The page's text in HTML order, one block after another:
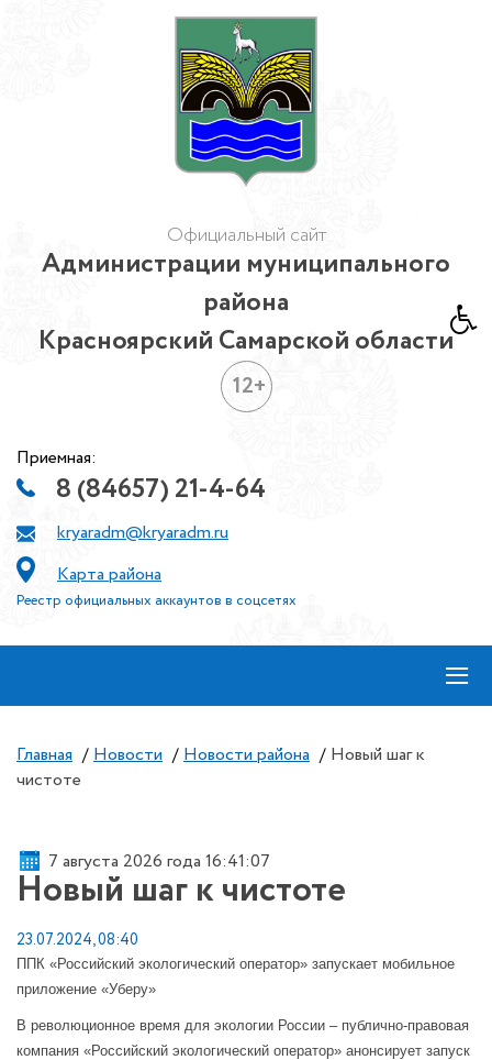
Официальный сайт
Администрации муниципального
района
Красноярский Самарской области
12+
Приемная:
8 (84657) 21-4-64
kryaradm@kryaradm.ru
Карта района
Реестр официальных аккаунтов в соцсетях
≡
Главная / Новости / Новости района / Новый шаг к
чистоте
7 августа 2026 года 16:41:07
Новый шаг к чистоте
23.07.2024, 08:40
ППК «Российский экологический оператор» запускает мобильное
приложение «Уберу»
В революционное время для экологии России – публично-правовая
компания «Российский экологический оператор» анонсирует запуск